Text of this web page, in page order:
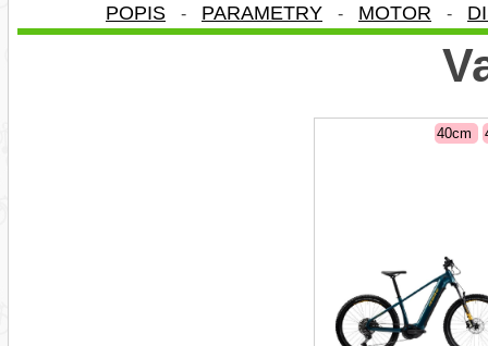
POPIS - PARAMETRY - MOTOR -
40cm